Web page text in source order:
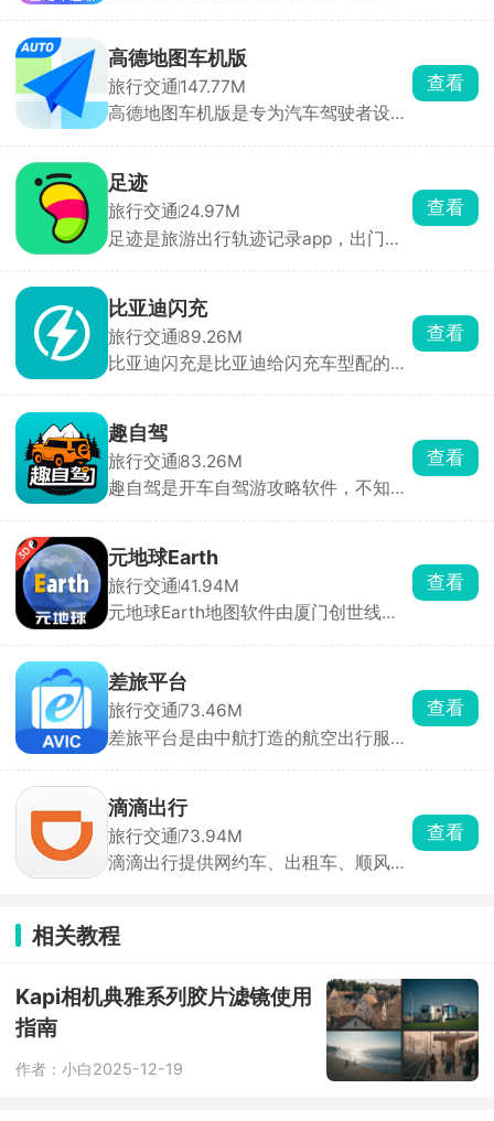
度语音免动手操控，喊一句就能设置目
的地、搜加油站、找充电桩、调节音
量，双手不用离开方向盘。直接标出该
走哪条车道，十字路口自带红绿灯倒计
高德地图车机版
旅行交通 147.77M
高德地图车机版是专为汽车驾驶者设计
能为用户规划最佳路线。提供实时路况
更新、事故预警、施工提示等信息，帮
助用户提前规划绕行路线，避免拥堵。
无需分心查看手机或屏幕，确保驾驶安
不佳的场景。
查看
足迹
旅行交通 24.97M
足迹是旅游出行轨迹记录app，出门旅
属旅途手账，直接生成打卡地图海报发
朋友圈。还能一键规划旅游路线、和朋
友一起规划行程、结伴出游自动AA记
账，骑行徒步精准算里程海拔，搞定出
查看
比亚迪闪充
旅行交通 89.26M
比亚迪闪充是比亚迪给闪充车型配的加
走、自动扣费，5分钟补能400公里，
还能兼容其他品牌车使用，目标是让电
动车充电像加油一样快、一样方便。
查看
趣自驾
旅行交通 83.26M
趣自驾是开车自驾游攻略软件，不知道
整自驾路线。可以自己手动编排行程、
标注住宿和打卡点，做成专属旅行路
书，还有很多本地人私藏小众自驾线路
书。不管短途周末周边游，还是长线跨
查看
元地球Earth
旅行交通 41.94M
元地球Earth地图软件由厦门创世线程
象，在此应用上能够浏览世界各地大好
河山，学习地理知识，以不同的视角探
索世界，搜索目的地周边环境，计算轨
迹距离。
查看
差旅平台
旅行交通73.46M
差旅平台是由中航打造的航空出行服务
预订酒店和票务，操作简单易用，且平
台报销方便，为企业员工出差提供全面
的服务，入住出行无忧。
查看
滴滴出行
旅行交通73.94M
滴滴出行提供网约车、出租车、顺风
送、家庭出游等场景。提供“宠物快
车”与“宠物专车”，配备宠物安全设施，
明，提供按小时包车、海外包车及多种
车型选择。整合青桔单车，解决短途出
查看
相关教程
Kapi相机典雅系列胶片滤镜使用
指南
作者：小白2025-12-19